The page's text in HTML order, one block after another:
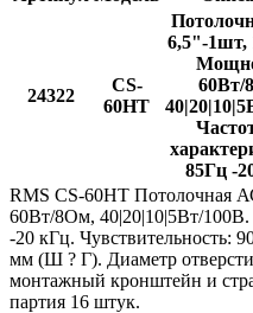
24322
CS-
60HT
6,5"-1шт,
60Вт/
85Гц -
RMS CS-60HT Потолочная
60Вт/8Ом, 40|20|10|5Вт/100В.
-20 кГц. Чувствительность:
мм (Ш ? Г). Диаметр
монтажный кронштейн и
партия 16 штук.